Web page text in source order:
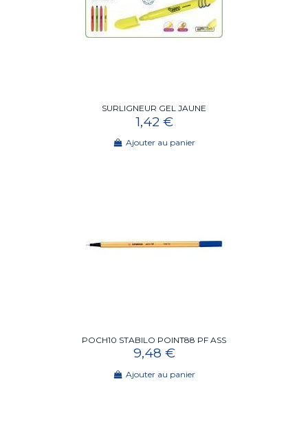
SURLIGNEUR GEL JAUNE
1,42 €
Ajouter au panier
POCH10 STABILO POINT88 PF ASS
9,48 €
Ajouter au panier